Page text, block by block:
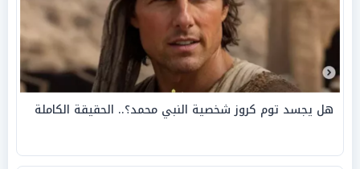
هل يجسد توم كروز شخصية النبي محمد؟.. الحقيقة الكاملة